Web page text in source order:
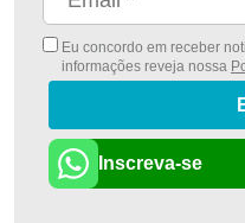
Eu concordo em receber
informações reveja nossa
Inscreva-se